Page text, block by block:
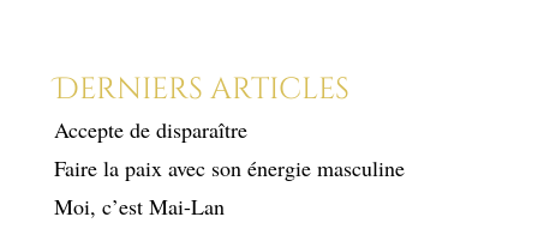
Derniers articles
Accepte de disparaître
Faire la paix avec son énergie masculine
Moi, c’est Mai-Lan